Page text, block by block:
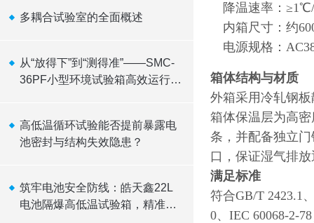
多耦合试验室的全面概述
从“放得下”到“测得准”——SMC-
36PF小型环境试验箱高效运行逻
高低温循环试验能否提前暴露电
池密封与结构失效隐患？
筑牢电池安全防线：皓天鑫22L
电池隔爆高低温试验箱，精准温
降温速率：
内箱尺寸：约
电源规格：
箱体结构与材质
外箱采用冷轧钢
箱体保温层为高
条，并配备独立
口，保证湿气排
满足标准
符合GB/T 2423.1
0、IEC 60068-2-